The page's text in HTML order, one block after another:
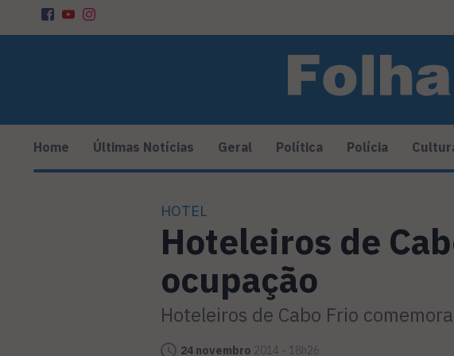
Home Últimas Notícias Geral Política Polícia
HOTEL
Hoteleiros de
ocupação
Hoteleiros de Cabo Frio
24 novembro 2014 - 18h26